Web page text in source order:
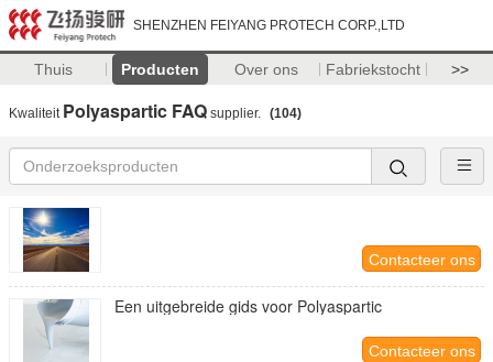
SHENZHEN FEIYANG PROTECH CORP.,LTD
Thuis Producten Over ons Fabriekstocht >>
Kwaliteit Polyaspartic FAQ supplier. (104)
Contacteer ons
Een uitgebreide gids voor Polyaspartic
Contacteer ons